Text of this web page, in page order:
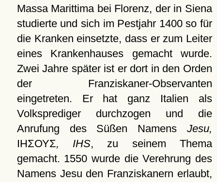
Massa Marittima bei Florenz, der in Siena
studierte und sich im Pestjahr 1400 so für
die Kranken einsetzte, dass er zum Leiter
eines Krankenhauses gemacht wurde.
Zwei Jahre später ist er dort in den Orden
der Franziskaner-Observanten
eingetreten. Er hat ganz Italien als
Volksprediger durchzogen und die
Anrufung des Süßen Namens Jesu,
ΙΗΣΟΥΣ, IHS, zu seinem Thema
gemacht. 1550 wurde die Verehrung des
Namens Jesu den Franziskanern erlaubt,